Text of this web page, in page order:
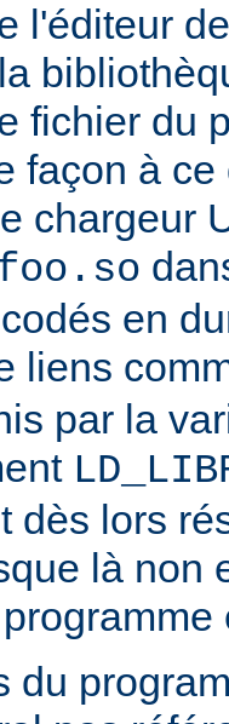
l'éditeur
fichier du
façon à
chargeur
en
liens
par la
dès lors
là non
du